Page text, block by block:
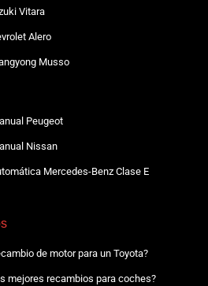
Vitara
Alero
Musso
Peugeot
Nissan
Mercedes-Benz Clase E
de motor para un Toyota?
mejores recambios para coches?